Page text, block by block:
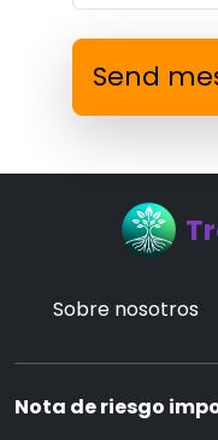
Send
Sobre nosotros
Nota de riesgo